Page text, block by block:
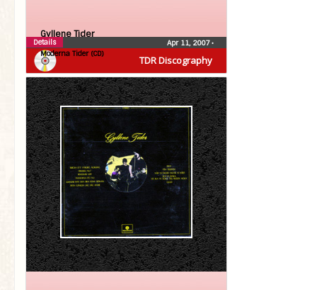
TDR Discography
Gyllene Tider
Moderna Tider (CD)
Apr 11, 2007•
Details